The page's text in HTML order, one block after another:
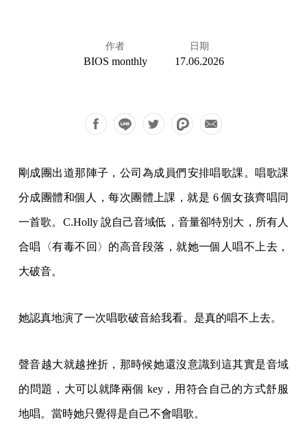
作者
BIOS monthly
日期
17.06.2026
剛成團出道那陣子，公司為成員們安排唱歌課。唱歌課
分成團體和個人，每次團體上課，就是 6 個女孩齊唱同
一首歌。C.Holly 說自己音域低，音量卻特別大，所有人
合唱〈有毒不回〉的高音段落，就她一個人唱不上去，
大破音。
她認真地演了一次唱歌破音給我看。是真的唱不上去。
聲音越大就越挫折，那時候她還沒意識到這其實是音域
的問題，大可以就降兩個 key，用符合自己的方式舒服
地唱。當時她只覺得是自己不會唱歌。